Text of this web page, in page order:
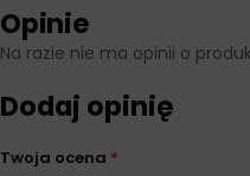
Opinie
Na razie nie ma opinii o
Dodaj opinię
Twoja ocena *